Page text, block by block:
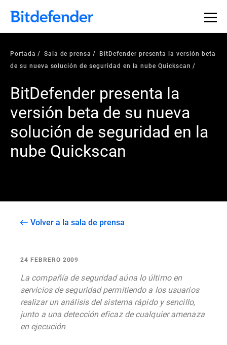
Portada Sala de prensa
BitDefender presenta la versión beta
de su nueva solución de seguridad en la nube Quickscan
BitDefender presenta la
versión beta de su nueva
solución de seguridad en la
nube Quickscan
Volver a la sala de prensa
24 FEBRERO 2009
La compañía de seguridad aúna lo último en
servicios de seguridad permitiendo a los usuarios
realizar un análisis del sistema rápido y sencillo,
junto a una detección eficaz de cualquier amenaza
en ejecución